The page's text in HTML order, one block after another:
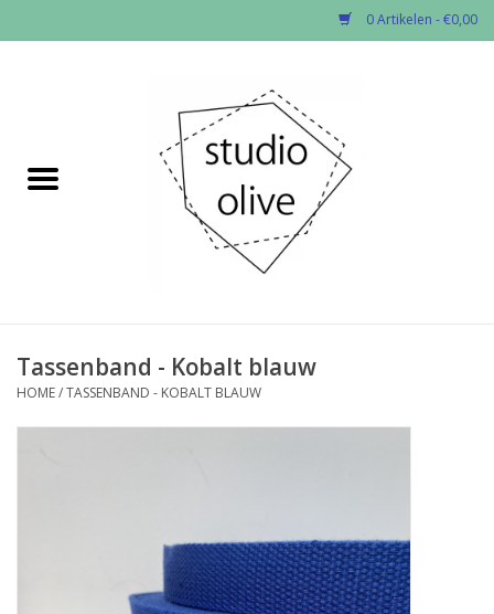
0 Artikelen - €0,00
✂︎Nieuw
Fournituren
Studio Olive inspireert....
Tassenband - Kobalt blauw
HOME/TASSENBAND - KOBALT BLAUW